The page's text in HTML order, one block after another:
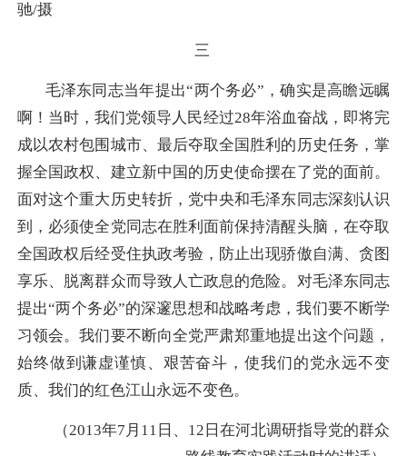
驰/摄
三
毛泽东同志当年提出“两个务必”，确实是高瞻远瞩
啊！当时，我们党领导人民经过28年浴血奋战，即将完
成以农村包围城市、最后夺取全国胜利的历史任务，掌
握全国政权、建立新中国的历史使命摆在了党的面前。
面对这个重大历史转折，党中央和毛泽东同志深刻认识
到，必须使全党同志在胜利面前保持清醒头脑，在夺取
全国政权后经受住执政考验，防止出现骄傲自满、贪图
享乐、脱离群众而导致人亡政息的危险。对毛泽东同志
提出“两个务必”的深邃思想和战略考虑，我们要不断学
习领会。我们要不断向全党严肃郑重地提出这个问题，
始终做到谦虚谨慎、艰苦奋斗，使我们的党永远不变
质、我们的红色江山永远不变色。
（2013年7月11日、12日在河北调研指导党的群众